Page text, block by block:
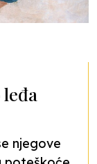
njegove